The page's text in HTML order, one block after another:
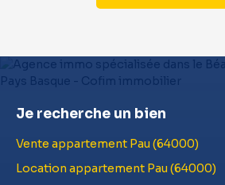
Je recherche un bien
Vente appartement Pau (64000)
Location appartement Pau (64000)